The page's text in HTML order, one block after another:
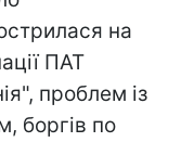
на
ПАТ
проблем із
боргів по